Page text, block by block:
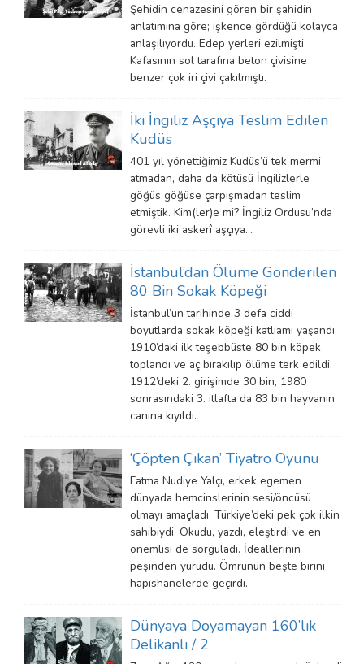
Şehidin cenazesini gören bir şahidin
anlatımına göre; işkence gördüğü kolayca
anlaşılıyordu. Edep yerleri ezilmişti.
Kafasının sol tarafına beton çivisine
benzer çok iri çivi çakılmıştı.
İki İngiliz Aşçıya Teslim Edilen
Kudüs
401 yıl yönettiğimiz Kudüs’ü tek mermi
atmadan, daha da kötüsü İngilizlerle
göğüs göğüse çarpışmadan teslim
etmiştik. Kim(ler)e mi? İngiliz Ordusu’nda
görevli iki askerî aşçıya…
İstanbul’dan Ölüme Gönderilen
80 Bin Sokak Köpeği
İstanbul’un tarihinde 3 defa ciddi
boyutlarda sokak köpeği katliamı yaşandı.
1910’daki ilk teşebbüste 80 bin köpek
toplandı ve aç bırakılıp ölüme terk edildi.
1912’deki 2. girişimde 30 bin, 1980
sonrasındaki 3. itlafta da 83 bin hayvanın
canına kıyıldı.
‘Çöpten Çıkan’ Tiyatro Oyunu
Fatma Nudiye Yalçı, erkek egemen
dünyada hemcinslerinin sesi/öncüsü
olmayı amaçladı. Türkiye’deki pek çok ilkin
sahibiydi. Okudu, yazdı, eleştirdi ve en
önemlisi de sorguladı. İdeallerinin
peşinden yürüdü. Ömrünün beşte birini
hapishanelerde geçirdi.
Dünyaya Doyamayan 160’lık
Delikanlı / 2